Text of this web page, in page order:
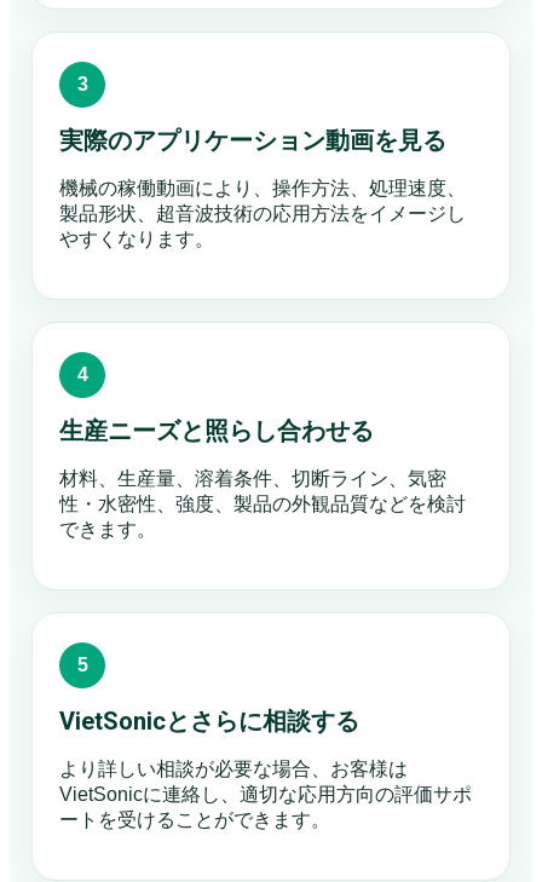
実際のアプリケーション動画を見る
機械の稼働動画により、操作方法、処理速度、
製品形状、超音波技術の応用方法をイメージし
やすくなります。
生産ニーズと照らし合わせる
材料、生産量、溶着条件、切断ライン、気密
性・水密性、強度、製品の外観品質などを検討
できます。
VietSonicとさらに相談する
より詳しい相談が必要な場合、お客様は
VietSonicに連絡し、適切な応用方向の評価サポ
ートを受けることができます。